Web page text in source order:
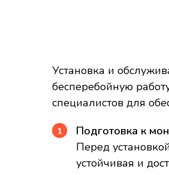
Установка и
бесперебойную
специалистов для
Подготовка к
Перед
устойчивая и